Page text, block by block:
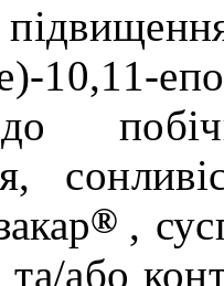
10,11-
® ,
та/або